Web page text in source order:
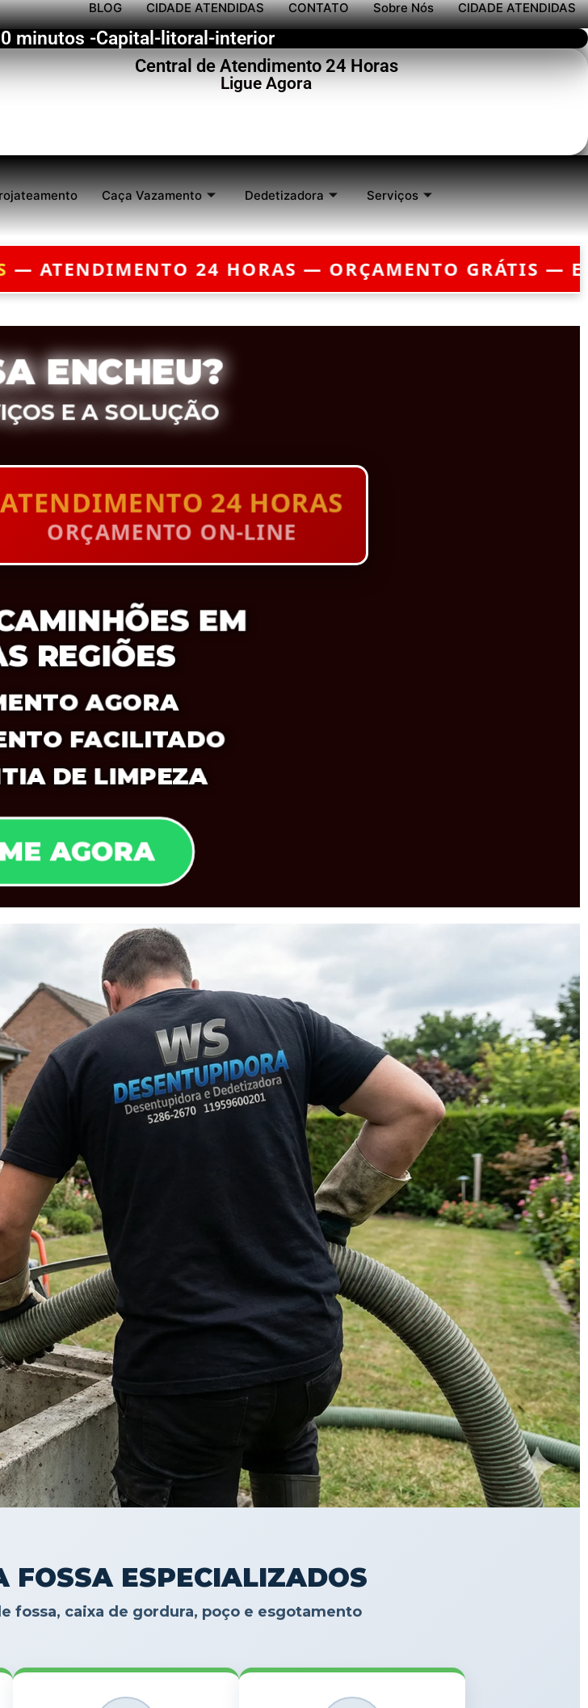
BLOG CIDADE ATENDIDAS CONTATO Sobre Nós CIDADE ATENDIDAS
minutos -Capital-litoral-interior
Central de Atendimento 24 Horas
Ligue Agora
Caça Vazamento Dedetizadora Serviços
GRÁTIS — EMERGÊNCIA? CHEGAMOS EM ATÉ 30
ENCHEU?
E A SOLUÇÃO
ATENDIMENTO 24 HORAS
ORÇAMENTO ON-LINE
EM
REGIÕES
AGORA
FACILITADO
DE LIMPEZA
AGORA
FOSSA ESPECIALIZADOS
fossa, caixa de gordura, poço e esgotamento